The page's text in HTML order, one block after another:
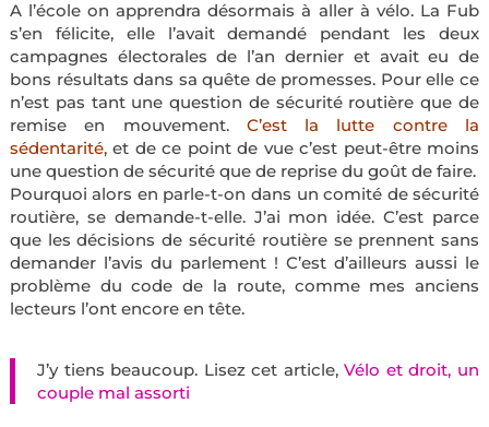
A l’école on apprendra désormais à aller à vélo. La Fub
s’en félicite, elle l’avait demandé pendant les deux
campagnes électorales de l’an dernier et avait eu de
bons résultats dans sa quête de promesses. Pour elle ce
n’est pas tant une question de sécurité routière que de
remise en mouvement. C’est la lutte contre la
sédentarité, et de ce point de vue c’est peut-être moins
une question de sécurité que de reprise du goût de faire.
Pourquoi alors en parle-t-on dans un comité de sécurité
routière, se demande-t-elle. J’ai mon idée. C’est parce
que les décisions de sécurité routière se prennent sans
demander l’avis du parlement ! C’est d’ailleurs aussi le
problème du code de la route, comme mes anciens
lecteurs l’ont encore en tête.
J’y tiens beaucoup. Lisez cet article,Vélo et droit, un
couple mal assorti